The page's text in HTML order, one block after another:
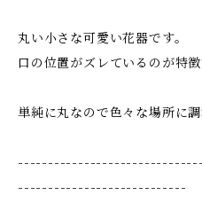
丸い小さな可愛い花器です。
口の位置がズレているのが特徴
単純に丸なので色々な場所に調
----------------------------